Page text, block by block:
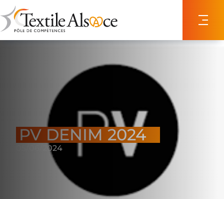
PV DENIM 2024
05/06/2024
Panneau de gestion des cookies